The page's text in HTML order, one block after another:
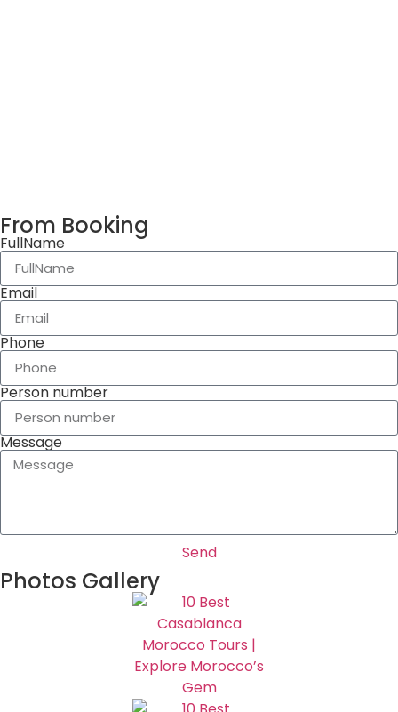
From Booking
FullName
Email
Phone
Person number
Message
Send
Photos Gallery